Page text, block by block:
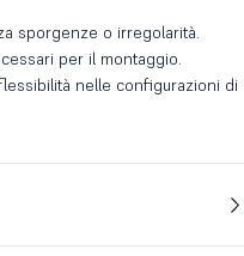
sporgenze o irregolarità.
per il montaggio.
nelle configurazioni di